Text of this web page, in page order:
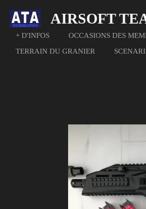
Passer
au
contenu
AIRSOFT
+ D'INFOS OCCASIONS DES
TERRAIN DU GRANIER